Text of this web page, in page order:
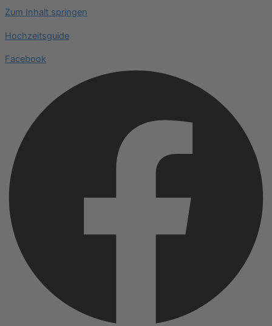
Zum Inhalt springen
Hochzeitsguide
Facebook